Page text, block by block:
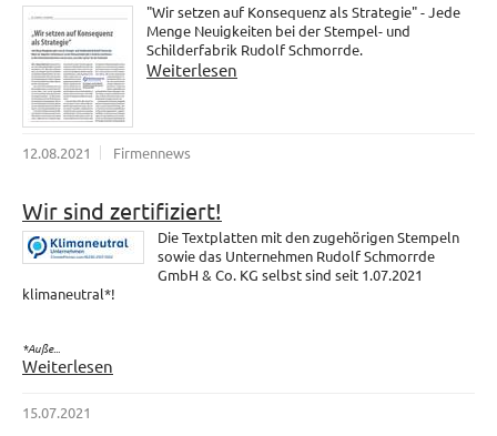
"Wir setzen auf Konsequenz als Strategie" - Jede
Menge Neuigkeiten bei der Stempel- und
Schilderfabrik Rudolf Schmorrde.
Weiterlesen
12.08.2021 Firmennews
Wir sind zertifiziert!
Die Textplatten mit den zugehörigen Stempeln
sowie das Unternehmen Rudolf Schmorrde
GmbH & Co. KG selbst sind seit 1.07.2021
klimaneutral*!
*Auße...
Weiterlesen
15.07.2021